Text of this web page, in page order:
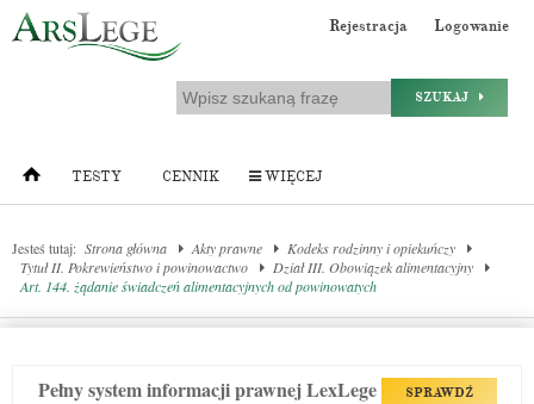
Rejestracja Logowanie
SZUKAJ
TESTY CENNIK WIĘCEJ
Jesteś tutaj: Strona główna Akty prawne
Kodeks rodzinny i opiekuńczy
Tytuł II. Pokrewieństwo i powinowactwo
Dział III. Obowiązek alimentacyjny
Art. 144. żądanie świadczeń alimentacyjnych od powinowatych
Pełny system informacji prawnej LexLege SPRAWDŹ